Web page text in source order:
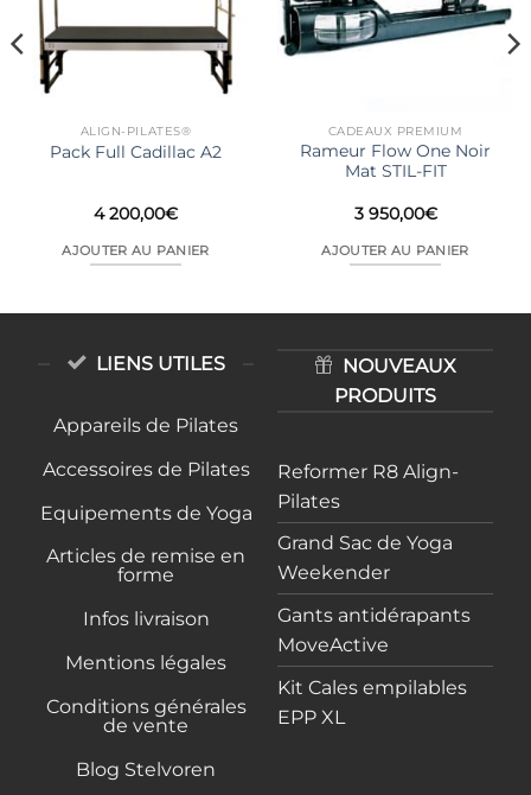
ALIGN-PILATES®
Pack Full Cadillac A2
4 200,00€
AJOUTER AU PANIER
CADEAUX PREMIUM
Rameur Flow One Noir
Mat STIL-FIT
3 950,00€
AJOUTER AU PANIER
LIENS UTILES
Appareils de Pilates
Accessoires de Pilates
Equipements de Yoga
Articles de remise en
forme
Infos livraison
Mentions légales
Conditions générales
de vente
Blog Stelvoren
NOUVEAUX
PRODUITS
Reformer R8 Align-
Pilates
Grand Sac de Yoga
Weekender
Gants antidérapants
MoveActive
Kit Cales empilables
EPP XL